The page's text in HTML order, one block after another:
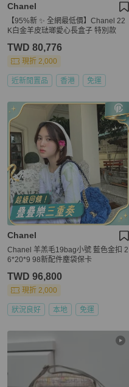
Chanel
【95%新 ✨ 全網最低價】Chanel 22
K白金羊皮琺瑯愛心長盒子 特別款
TWD 80,776
現折 2,000
近新閒置品 香港 免運
Chanel
Chanel 羊羔毛19bag小號 藍色金扣 2
6*20*9 98新配件塵袋保卡
TWD 96,800
現折 2,000
狀況良好 本地 免運